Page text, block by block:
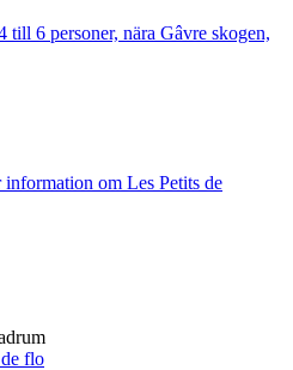
6 personer, nära Gâvre skogen,
information om Les Petits de
flo